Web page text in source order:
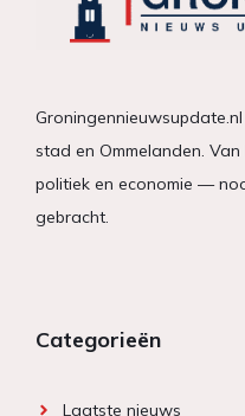
stad en Ommelanden.
politiek en economie —
gebracht.
Categorieën
Laatste nieuws